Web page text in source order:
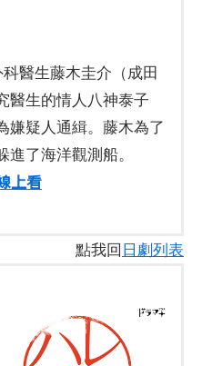
醫生藤木圭介（成田
醫生的情人八神泰子
嫌疑人通緝。藤木為了
了海洋觀測船。
上看
點我回日劇列表